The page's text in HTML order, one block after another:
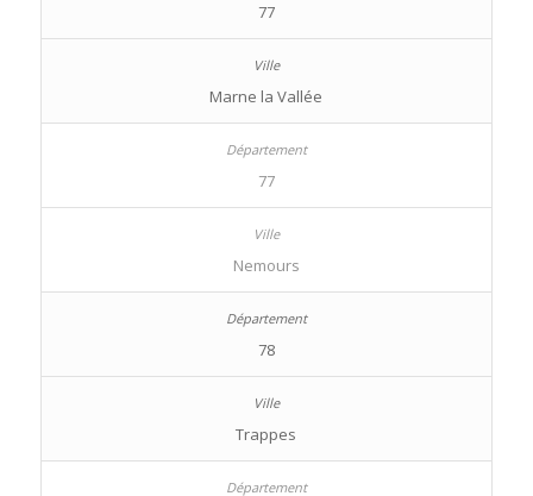
77
Marne la Vallée
77
Nemours
78
Trappes